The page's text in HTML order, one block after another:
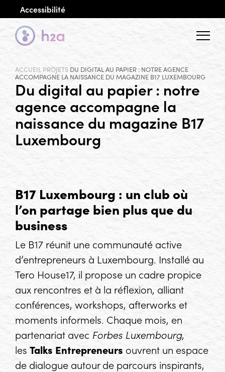
Accessibilité
Menu
ACCUEIL PROJETS DU DIGITAL AU PAPIER : NOTRE AGENCE
ACCOMPAGNE LA NAISSANCE DU MAGAZINE B17 LUXEMBOURG
Du digital au papier : notre
agence accompagne la
naissance du magazine B17
Luxembourg
B17 Luxembourg : un club où
l’on partage bien plus que du
business
Le B17 réunit une communauté active
d’entrepreneurs à Luxembourg. Installé au
Tero House17, il propose un cadre propice
aux rencontres et à la réflexion, alliant
conférences, workshops, afterworks et
moments informels. Chaque mois, en
partenariat avec Forbes Luxembourg,
les Talks Entrepreneurs ouvrent un espace
de dialogue autour de parcours inspirants,